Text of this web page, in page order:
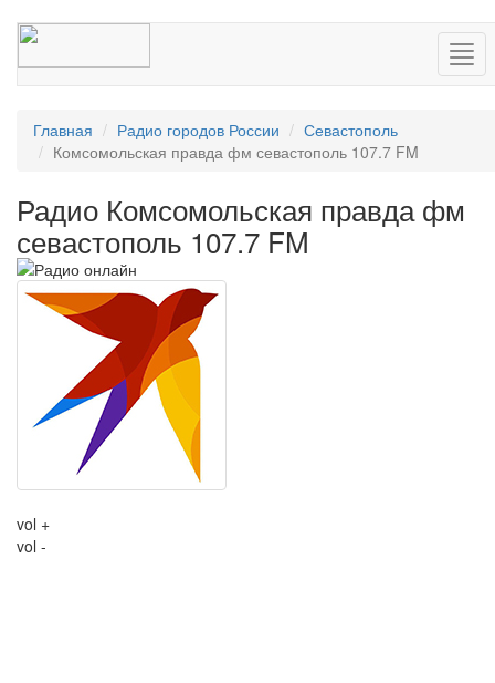
Главная Радио городов России
Севастополь
Комсомольская правда фм севастополь 107.7 FM
Радио Комсомольская правда фм
севастополь 107.7 FM
vol +
vol -